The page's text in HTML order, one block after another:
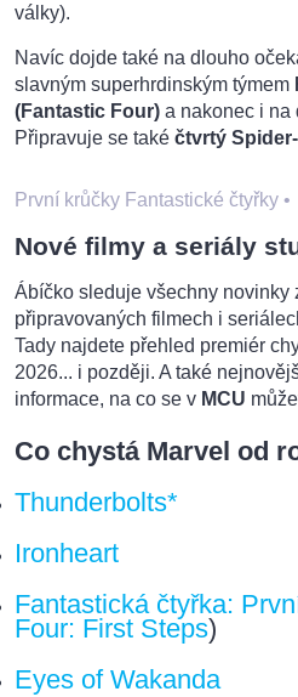
války).
Navíc dojde také na dlouho
slavným superhrdinským týmem
(Fantastic Four) a nakonec i na
Připravuje se také čtvrtý
První krůčky Fantastické čtyřky •
Nové filmy a seriály
Ábíčko sleduje všechny novinky
připravovaných filmech i
Tady najdete přehled premiér
2026... i později. A také
informace, na co se v MCU
Co chystá Marvel od
Thunderbolts*
Ironheart
Fantastická čtyřka:
Four: First Steps)
Eyes of Wakanda